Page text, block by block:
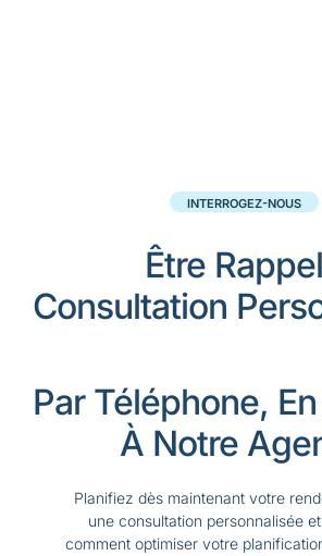
INTERROGEZ-NOUS
Être
Consultation
Par Téléphone,
À Notre
Planifiez dès maintenant votre
une consultation personnalisée
comment optimiser votre